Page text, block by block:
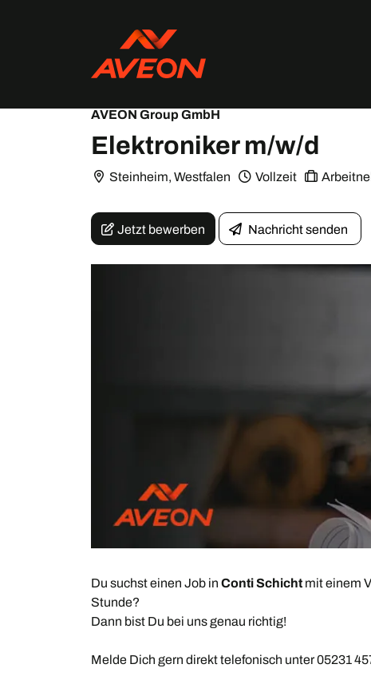
AVEON Group GmbH
Elektroniker m/w/d
Steinheim, Westfalen Vollzeit
Jetzt bewerben Nachricht senden
Du suchst einen Job in Conti Schicht mit einem
Stunde?
Dann bist Du bei uns genau richtig!
Melde Dich gern direkt telefonisch unter 05231